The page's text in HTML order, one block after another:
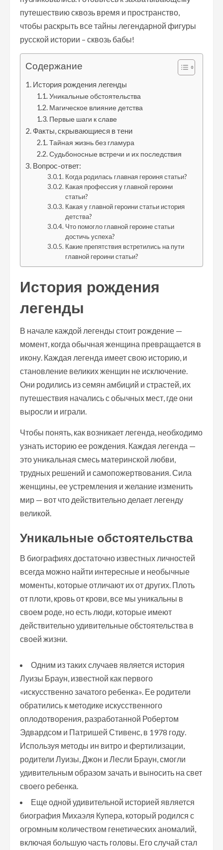
путешествию сквозь время и пространство,
чтобы раскрыть все тайны легендарной фигуры
русской истории – сквозь бабы!
Содержание
История рождения легенды
Уникальные обстоятельства
Магическое влияние детства
Первые шаги к славе
Факты, скрывающиеся в тени
Тайная жизнь без гламура
Судьбоносные встречи и их последствия
Вопрос-ответ:
Когда родилась главная героиня статьи?
Какая профессия у главной героини
статьи?
Какая у главной героини статьи история
детства?
Что помогло главной героине статьи
достичь успеха?
Какие препятствия встретились на пути
главной героини статьи?
История рождения
легенды
В начале каждой легенды стоит рождение —
момент, когда обычная женщина превращается в
икону. Каждая легенда имеет свою историю, и
становление великих женщин не исключение.
Они родились из семян амбиций и страстей, их
путешествия начались с обычных мест, где они
выросли и играли.
Чтобы понять, как возникает легенда, необходимо
узнать историю ее рождения. Каждая легенда —
это уникальная смесь материнской любви,
трудных решений и самопожертвования. Сила
женщины, ее устремления и желание изменить
мир — вот что действительно делает легенду
великой.
Уникальные обстоятельства
В биографиях достаточно известных личностей
всегда можно найти интересные и необычные
моменты, которые отличают их от других. Плоть
от плоти, кровь от крови, все мы уникальны в
своем роде, но есть люди, которые имеют
действительно удивительные обстоятельства в
своей жизни.
Одним из таких случаев является история
Луизы Браун, известной как первого
«искусственно зачатого ребенка». Ее родители
обратились к методике искусственного
оплодотворения, разработанной Робертом
Эдвардсом и Патришей Стивенс, в 1978 году.
Используя методы ин витро и фертилизации,
родители Луизы, Джон и Лесли Браун, смогли
удивительным образом зачать и выносить на свет
своего ребенка.
Еще одной удивительной историей является
биография Михаэля Купера, который родился с
огромным количеством генетических аномалий,
включая большую часть головы. Его случай стал